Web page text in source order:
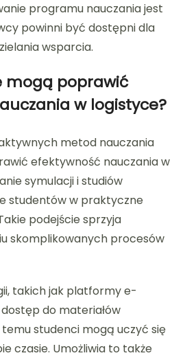
programu nauczania jest
powinni być dostępni dla
wsparcia.
mogą poprawić
w logistyce?
metod nauczania
efektywność nauczania w
symulacji i studiów
studentów w praktyczne
podejście sprzyja
skomplikowanych procesów
takich jak platformy e-
do materiałów
studenci mogą uczyć się
czasie. Umożliwia to także